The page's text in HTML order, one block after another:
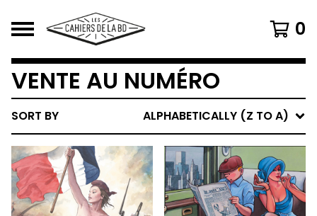
0
VENTE AU NUMÉRO
SORT BY ALPHABETICALLY (Z TO A)